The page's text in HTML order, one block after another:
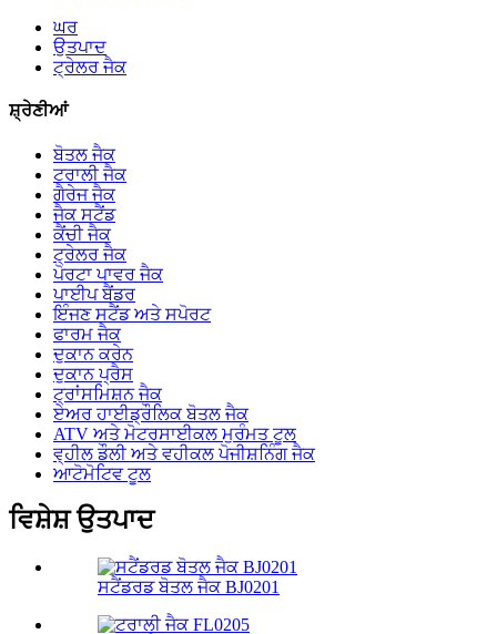
ਘਰ
ਉਤਪਾਦ
ਟ੍ਰੇਲਰ ਜੈਕ
ਸ਼੍ਰੇਣੀਆਂ
ਬੋਤਲ ਜੈਕ
ਟਰਾਲੀ ਜੈਕ
ਗੈਰੇਜ ਜੈਕ
ਜੈਕ ਸਟੈਂਡ
ਕੈਂਚੀ ਜੈਕ
ਟ੍ਰੇਲਰ ਜੈਕ
ਪੋਰਟਾ ਪਾਵਰ ਜੈਕ
ਪਾਈਪ ਬੈਂਡਰ
ਇੰਜਣ ਸਟੈਂਡ ਅਤੇ ਸਪੋਰਟ
ਫਾਰਮ ਜੈਕ
ਦੁਕਾਨ ਕਰੇਨ
ਦੁਕਾਨ ਪ੍ਰੈਸ
ਟ੍ਰਾਂਸਮਿਸ਼ਨ ਜੈਕ
ਏਅਰ ਹਾਈਡ੍ਰੌਲਿਕ ਬੋਤਲ ਜੈਕ
ATV ਅਤੇ ਮੋਟਰਸਾਈਕਲ ਮੁਰੰਮਤ ਟੂਲ
ਵ੍ਹੀਲ ਡੌਲੀ ਅਤੇ ਵਹੀਕਲ ਪੋਜੀਸ਼ਨਿੰਗ ਜੈਕ
ਆਟੋਮੋਟਿਵ ਟੂਲ
ਵਿਸ਼ੇਸ਼ ਉਤਪਾਦ
ਸਟੈਂਡਰਡ ਬੋਤਲ ਜੈਕ BJ0201